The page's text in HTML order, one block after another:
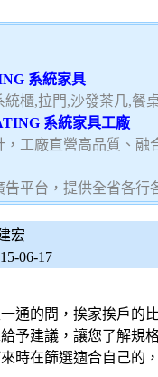
系統家具
統櫃,拉門,沙發茶几,餐
系統家具工廠
，工廠直營高品質、
告平台，提供全省各行
宏
06-17
通的問，挨家挨戶的
予建議，讓您了解規
時在篩選適合自己的